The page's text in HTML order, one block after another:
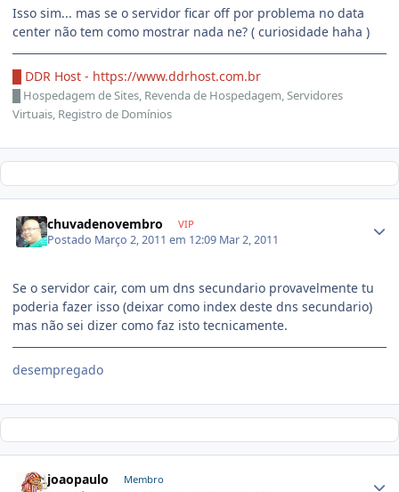
Isso sim... mas se o servidor ficar off por problema no data
center não tem como mostrar nada ne? ( curiosidade haha )
█ DDR Host - https://www.ddrhost.com.br
Hospedagem de Sites, Revenda de Hospedagem, Servidores
Virtuais, Registro de Domínios
chuvadenovembro VIP
Postado Março 2, 2011 em 12:09 Mar 2, 2011
Se o servidor cair, com um dns secundario provavelmente tu
poderia fazer isso (deixar como index deste dns secundario)
mas não sei dizer como faz isto tecnicamente.
desempregado
joaopaulo Membro